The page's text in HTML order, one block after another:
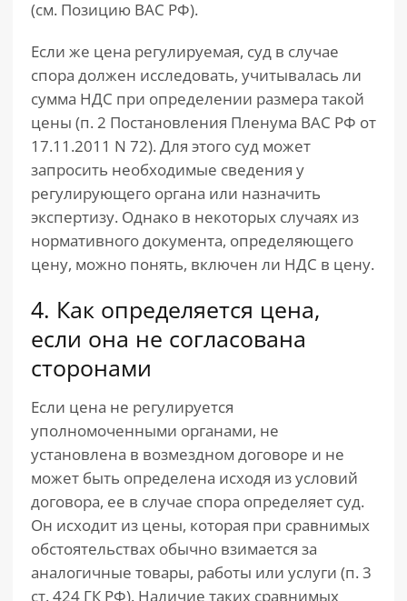
(см. Позицию ВАС РФ).
Если же цена регулируемая, суд в случае
спора должен исследовать, учитывалась ли
сумма НДС при определении размера такой
цены (п. 2 Постановления Пленума ВАС РФ от
17.11.2011 N 72). Для этого суд может
запросить необходимые сведения у
регулирующего органа или назначить
экспертизу. Однако в некоторых случаях из
нормативного документа, определяющего
цену, можно понять, включен ли НДС в цену.
4. Как определяется цена,
если она не согласована
сторонами
Если цена не регулируется
уполномоченными органами, не
установлена в возмездном договоре и не
может быть определена исходя из условий
договора, ее в случае спора определяет суд.
Он исходит из цены, которая при сравнимых
обстоятельствах обычно взимается за
аналогичные товары, работы или услуги (п. 3
ст. 424 ГК РФ). Наличие таких сравнимых